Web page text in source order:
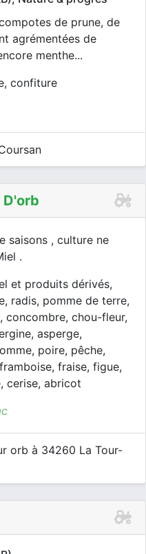
de prune, de
agrémentées de
menthe...
confiture
D'orb
saisons , culture ne
.
et produits dérivés,
radis, pomme de terre,
concombre, chou-fleur,
asperge,
poire, pêche,
fraise, figue,
cerise, abricot
orb à 34260 La Tour-